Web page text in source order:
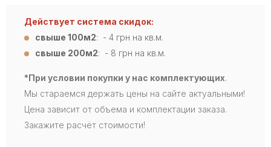
Действует система скидок:
свыше 100м2: - 4 грн на кв.м.
свыше 200м2: - 8 грн на кв.м.
*При условии покупки у нас комплектующих.
Мы стараемся держать цены на сайте актуальными!
Цена зависит от объема и комплектации заказа.
Закажите расчёт стоимости!